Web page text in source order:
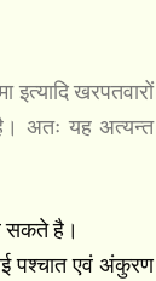
खरपतवारों
अतः यह अत्यन्त
सकते है।
पश्चात एवं अंकुरण